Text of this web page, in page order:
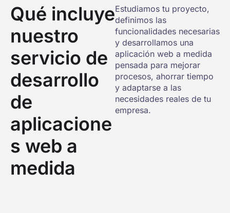
Qué incluye
nuestro
servicio de
desarrollo
de
aplicacione
s web a
medida
Estudiamos tu proyecto,
definimos las
funcionalidades necesarias
y desarrollamos una
aplicación web a medida
pensada para mejorar
procesos, ahorrar tiempo
y adaptarse a las
necesidades reales de tu
empresa.